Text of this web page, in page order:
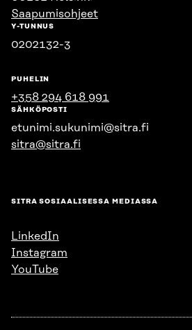
Saapumisohjeet
Y-TUNNUS
0202132-3
PUHELIN
+358 294 618 991
SÄHKÖPOSTI
etunimi.sukunimi@sitra.fi
sitra@sitra.fi
SITRA SOSIAALISESSA MEDIASSA
LinkedIn
Instagram
YouTube